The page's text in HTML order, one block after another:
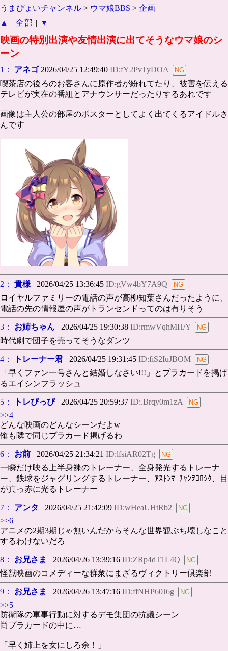
うまぴょいチャンネル > ウマ娘BBS > 企画
▲
| 全部 | ▼
映画の特別出演や友情出演に出てそうなウマ娘のシ
ーン
1： アネゴ2026/04/25 12:49:40 ID:fY2PvTyDOA
喫茶店の後ろのお客さんに原作者が紛れてたり、被害を伝える
テレビが実在の番組とアナウンサーだったりするあれです
画像は主人公の部屋のポスターとしてよく出てくるアイドルさ
んです
2： 貴様 2026/04/25 13:36:45 ID:gVw4bY7A9Q
ロイヤルファミリーの電話の声が高柳知葉さんだったように、
電話の先の情報屋の声がトランセンドってのは有りそう
3： お姉ちゃん 2026/04/25 19:30:38 ID:rmwVqhMH/Y
時代劇で団子を売ってそうなダンツ
4： トレーナー君 2026/04/25 19:31:45 ID:fiS2IuJBOM
「早くファン一号さんと結婚しなさい!!!」とプラカードを掲げ
るエイシンフラッシュ
5： トレぴっぴ2026/04/25 20:59:37 ID:.Brqy0m1zA
>>4
どんな映画のどんなシーンだよw
俺も隣で同じプラカード掲げるわ
6： お前 2026/04/25 21:34:21 ID:lfsiAR02Tg
一瞬だけ映る上半身裸のトレーナー、全身発光するトレーナ
ー、鉄球をジャグリングするトレーナー、ｱｽﾄﾝﾏｰﾁｬﾝｦﾖﾛｼｸ、目
が真っ赤に光るトレーナー
7： アンタ 2026/04/25 21:42:09 ID:wHeaUHtRb2
>>6
アニメの2期3期じゃ無いんだからそんな世界観ぶち壊しなこと
するわけないだろ
8： お兄さま 2026/04/26 13:39:16 ID:ZRp4dT1L4Q
怪獣映画のコメディーな群衆にまざるヴィクトリー倶楽部
9： お兄さま 2026/04/26 13:47:16 ID:ffNHP60J6g
>>5
防衛隊の軍事行動に対するデモ集団の抗議シーン
尚プラカードの中に…
「早く姉上を女にしろ余！」